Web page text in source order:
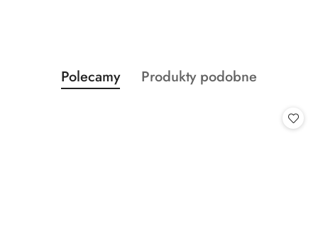
Pomiń karuzelę produktów
Produkty
o
Polecamy
Produkty
Produkty podobne